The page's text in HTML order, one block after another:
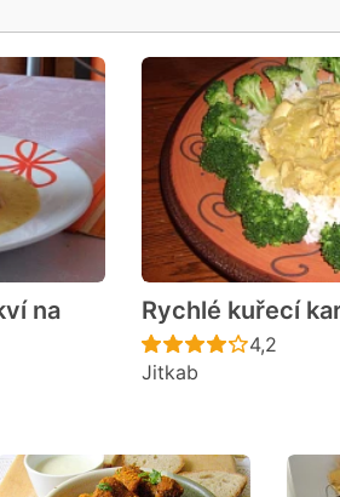
na
Rychlé kuřecí
Recept
4,2
Jitkab